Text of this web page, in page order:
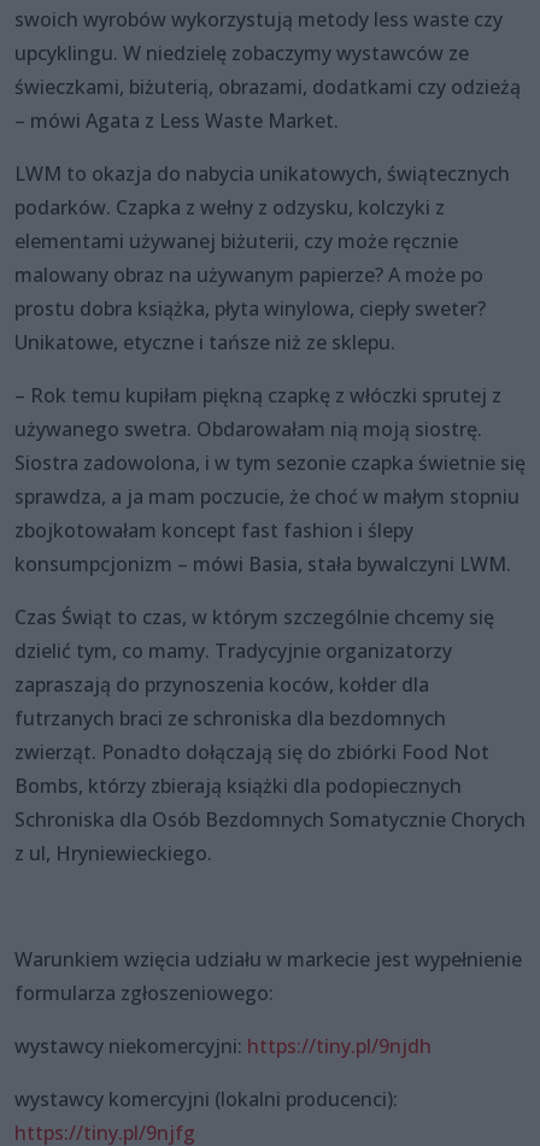
swoich wyrobów wykorzystują metody less waste czy
upcyklingu. W niedzielę zobaczymy wystawców ze
świeczkami, biżuterią, obrazami, dodatkami czy odzieżą
– mówi Agata z Less Waste Market.
LWM to okazja do nabycia unikatowych, świątecznych
podarków. Czapka z wełny z odzysku, kolczyki z
elementami używanej biżuterii, czy może ręcznie
malowany obraz na używanym papierze? A może po
prostu dobra książka, płyta winylowa, ciepły sweter?
Unikatowe, etyczne i tańsze niż ze sklepu.
– Rok temu kupiłam piękną czapkę z włóczki sprutej z
używanego swetra. Obdarowałam nią moją siostrę.
Siostra zadowolona, i w tym sezonie czapka świetnie się
sprawdza, a ja mam poczucie, że choć w małym stopniu
zbojkotowałam koncept fast fashion i ślepy
konsumpcjonizm – mówi Basia, stała bywalczyni LWM.
Czas Świąt to czas, w którym szczególnie chcemy się
dzielić tym, co mamy. Tradycyjnie organizatorzy
zapraszają do przynoszenia koców, kołder dla
futrzanych braci ze schroniska dla bezdomnych
zwierząt. Ponadto dołączają się do zbiórki Food Not
Bombs, którzy zbierają książki dla podopiecznych
Schroniska dla Osób Bezdomnych Somatycznie Chorych
z ul, Hryniewieckiego.
Warunkiem wzięcia udziału w markecie jest wypełnienie
formularza zgłoszeniowego:
wystawcy niekomercyjni: https://tiny.pl/9njdh
wystawcy komercyjni (lokalni producenci):
https://tiny.pl/9njfg